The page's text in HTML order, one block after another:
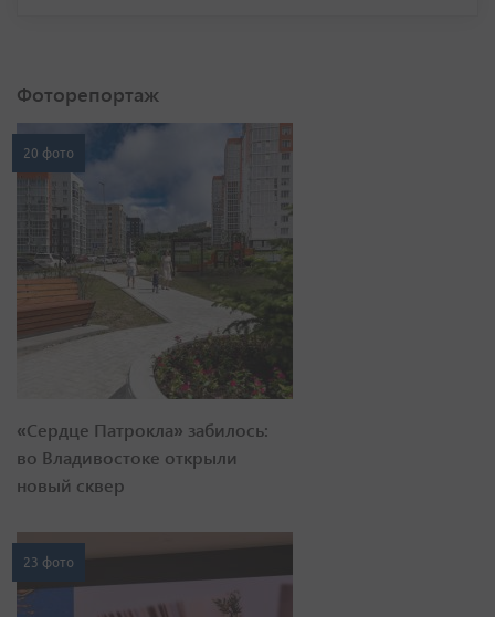
Фоторепортаж
20 фото
«Сердце Патрокла» забилось:
во Владивостоке открыли
новый сквер
23 фото